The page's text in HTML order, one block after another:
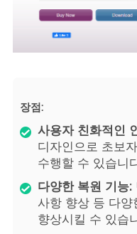
장점:
사용자 친화적인
디자인으로 초보
수행할 수 있습니
다양한 복원 기능:
사항 향상 등 다
향상시킬 수 있습